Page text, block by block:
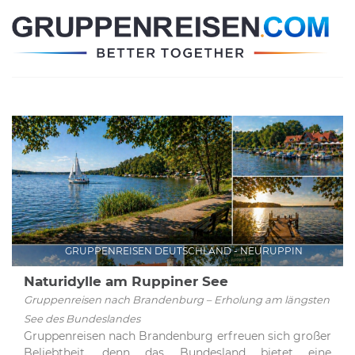
GRUPPENREISEN DEUTSCHLAND - NEURUPPIN
Naturidylle am Ruppiner See
Gruppenreisen nach Brandenburg – Erholung am längsten
See des Bundeslandes
Gruppenreisen nach Brandenburg erfreuen sich großer